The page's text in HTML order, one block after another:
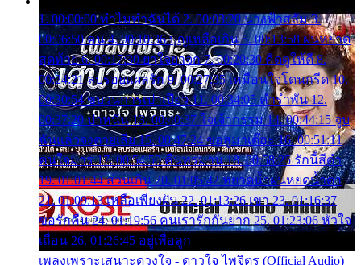
1. 00:00:00 ทำไมทำฉันได้ 2. 00:03:20 นางฟ้าสลัม 3.
00:06:50 คน 4. 00:10:36 บุญเหลือเกิน 5. 00:13:58 ฝนหยาด
สุดท้าย 6. 00:17:30 ยาใจยาจก 7. 00:20:30 คิดดูให้ดี 8.
00:24:21 ลบรอยแผลรัก 9. 00:27:35 เหมือนใจโดนกรีด 10.
00:30:54 ขบวนการเปาเปียว 11. 00:34:05 คำรำพัน 12.
00:37:20 ปาหนัน 13. 00:40:37 ใจเจ้ากรรม 14. 00:44:15 จูบ
ฉันแล้วจงตายเสีย 15. 00:47:24 ขอสูมาเต๊อะ 16. 00:51:11
คนใจมาร 17. 00:54:50 คืนทรมาน 18. 00:58:25 รักนี้สีดำ
19. 01:01:44 ส่วนเกิน 20. 01:05:42 หยาดน้ำฝนหยดน้ำตา
21. 01:09:13 เหลือเพียงฝัน 22. 01:13:26 เขา 23. 01:16:37
ขอรักคืน 24. 01:19:56 คนเรารักกันยาก 25. 01:23:06 หัวใจ
เถื่อน 26. 01:26:45 อยู่เพื่อลูก
เพลงเพราะเสนาะดวงใจ - ดาวใจ ไพจิตร (Official Audio)